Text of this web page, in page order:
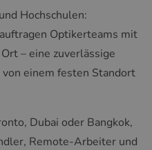
Hochschulen:
Optikerteams mit
– eine zuverlässige
einem festen Standort
Dubai oder Bangkok,
Remote-Arbeiter und